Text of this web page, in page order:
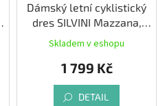
Dámský letní cyklistický
dres SILVINI Mazzana,
Skladem v eshopu
1 799 Kč
DETAIL